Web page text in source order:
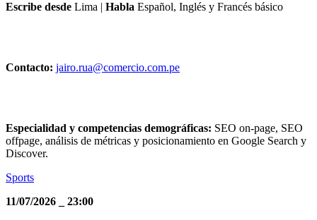
Escribe desde Lima | Habla Español, Inglés y Francés básico
Contacto: jairo.rua@comercio.com.pe
Especialidad y competencias demográficas: SEO on-page, SEO
offpage, análisis de métricas y posicionamiento en Google Search y
Discover.
Sports
11/07/2026
23:00